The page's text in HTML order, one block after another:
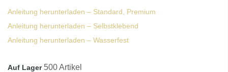
Anleitung herunterladen – Standard, Premium
Anleitung herunterladen – Selbstklebend
Anleitung herunterladen – Wasserfest
Auf Lager 500 Artikel